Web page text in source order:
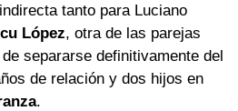
tanto para Luciano
López, otra de las parejas
separarse definitivamente del
de relación y dos hijos en
.